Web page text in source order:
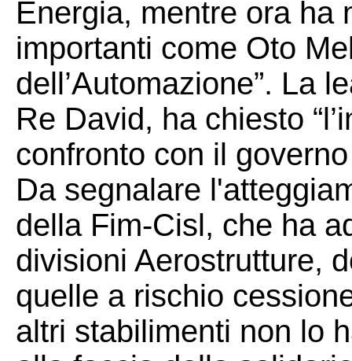
Energia, mentre ora ha
importanti come Oto
dell’Automazione”. La
Re David, ha chiesto
confronto con il governo
Da segnalare
della Fim-Cisl, che ha
divisioni Aerostrutture,
quelle a rischio
altri stabilimenti non lo